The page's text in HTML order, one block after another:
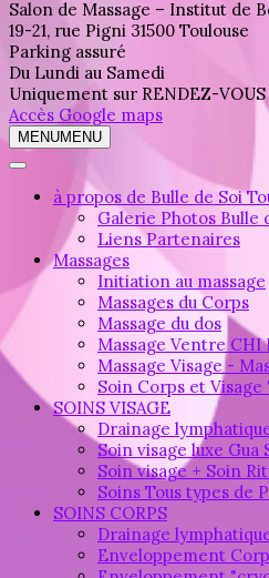
Salon de Massage – Institut de
19-21, rue Pigni 31500 Toulouse
Parking assuré
Du Lundi au Samedi
Uniquement sur RENDEZ-VOUS
Accès Google maps
MENUMENU
à propos de Bulle de Soi
Galerie Photos Bulle
Liens Partenaires
Massages
Initiation au massage
Massages du Corps
Massage du dos
Massage Ventre CHI
Massage Visage -
Soin Corps et
SOINS VISAGE
Drainage
Soin visage luxe Gua
Soin visage + Soin
Soins Tous types de
SOINS CORPS
Drainage
Enveloppement